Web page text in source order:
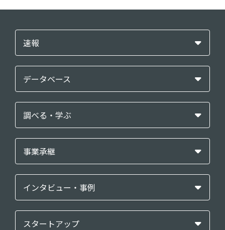
速報
データベース
調べる・学ぶ
事業承継
インタビュー・事例
スタートアップ